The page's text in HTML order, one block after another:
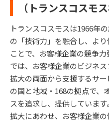
（トランスコスモ
トランスコスモスは1966年
の「技術力」を融合し、よ
ことで、お客様企業の競争
では、お客様企業のビジネ
拡大の両面から支援するサ
の国と地域・168の拠点で、
スを追求し、提供していま
拡大にあわせ、お客様企業